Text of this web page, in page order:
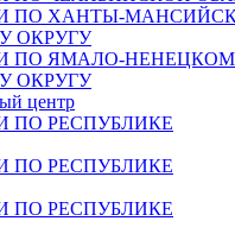
ПО ХАНТЫ-
ОКРУГУ
ПО ЯМАЛО-
ОКРУГУ
центр
ПО РЕСПУБЛИКЕ
ПО РЕСПУБЛИКЕ
ПО РЕСПУБЛИКЕ